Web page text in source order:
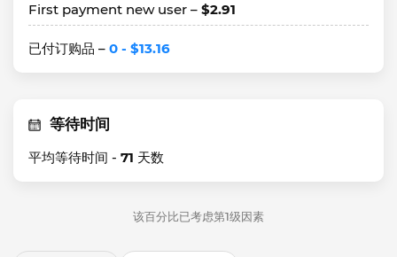
First payment new user – $2.91
已付订购品 – 0 - $13.16
等待时间
平均等待时间 - 71 天数
该百分比已考虑第1级因素